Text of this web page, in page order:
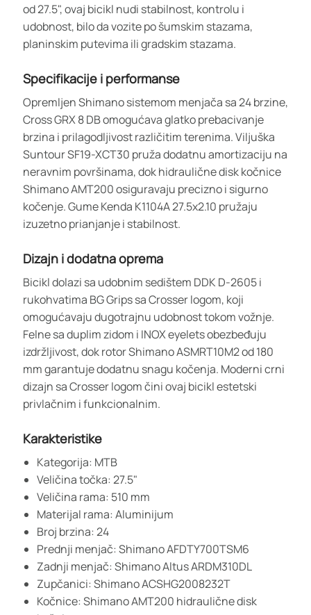
od 27.5", ovaj bicikl nudi stabilnost, kontrolu i
udobnost, bilo da vozite po šumskim stazama,
planinskim putevima ili gradskim stazama.
Specifikacije i performanse
Opremljen Shimano sistemom menjača sa 24 brzine,
Cross GRX 8 DB omogućava glatko prebacivanje
brzina i prilagodljivost različitim terenima. Viljuška
Suntour SF19-XCT30 pruža dodatnu amortizaciju na
neravnim površinama, dok hidraulične disk kočnice
Shimano AMT200 osiguravaju precizno i sigurno
kočenje. Gume Kenda K1104A 27.5x2.10 pružaju
izuzetno prianjanje i stabilnost.
Dizajn i dodatna oprema
Bicikl dolazi sa udobnim sedištem DDK D-2605 i
rukohvatima BG Grips sa Crosser logom, koji
omogućavaju dugotrajnu udobnost tokom vožnje.
Felne sa duplim zidom i INOX eyelets obezbeđuju
izdržljivost, dok rotor Shimano ASMRT10M2 od 180
mm garantuje dodatnu snagu kočenja. Moderni crni
dizajn sa Crosser logom čini ovaj bicikl estetski
privlačnim i funkcionalnim.
Karakteristike
Kategorija: MTB
Veličina točka: 27.5"
Veličina rama: 510 mm
Materijal rama: Aluminijum
Broj brzina: 24
Prednji menjač: Shimano AFDTY700TSM6
Zadnji menjač: Shimano Altus ARDM310DL
Zupčanici: Shimano ACSHG2008232T
Kočnice: Shimano AMT200 hidraulične disk